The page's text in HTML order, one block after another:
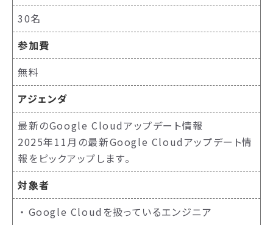
30名
参加費
無料
アジェンダ
最新のGoogle Cloudアップデート情報
2025年11月の最新Google Cloudアップデート情
報をピックアップします。
対象者
Google Cloudを扱っているエンジニア